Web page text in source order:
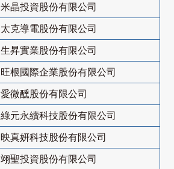
米晶投資股份有限公司
太克導電股份有限公司
生昇實業股份有限公司
旺根國際企業股份有限公司
愛微醺股份有限公司
綠元永續科技股份有限公司
映真妍科技股份有限公司
翊聖投資股份有限公司